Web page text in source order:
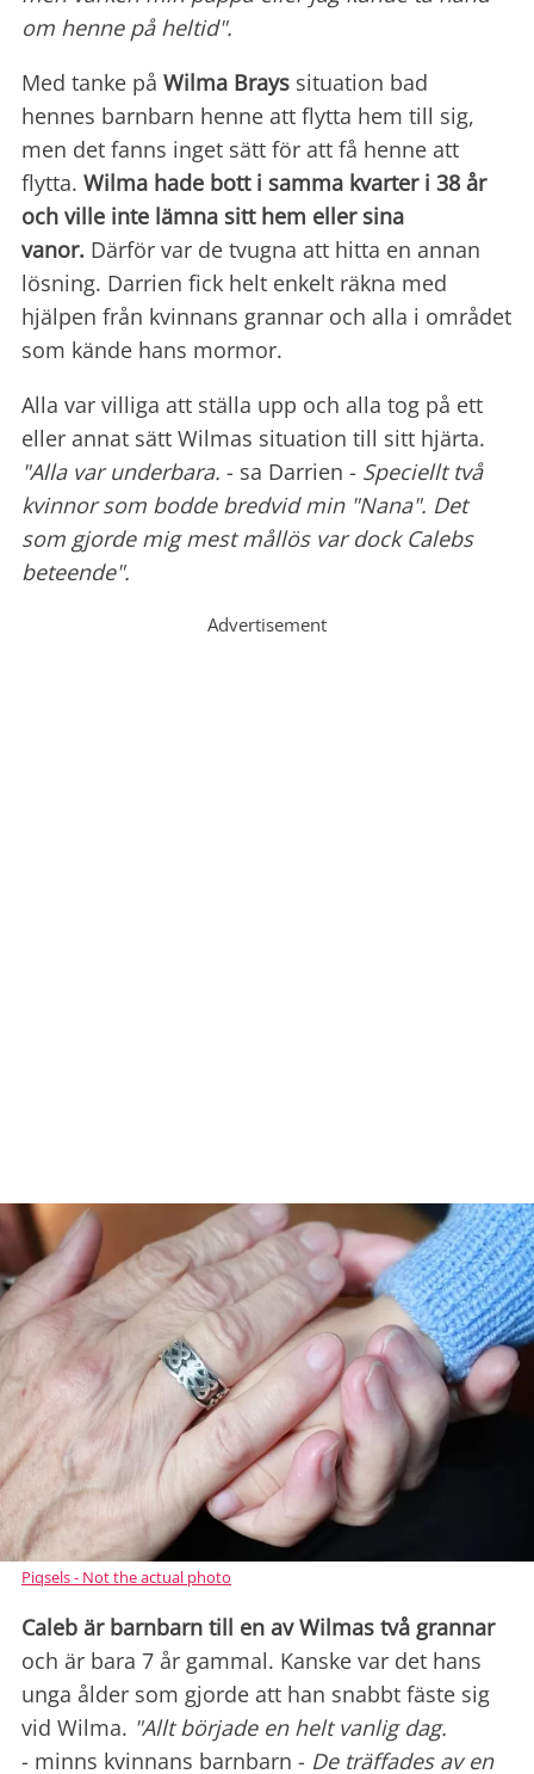
om henne på heltid".
Med tanke på Wilma Brays situation bad
hennes barnbarn henne att flytta hem till sig,
men det fanns inget sätt för att få henne att
flytta. Wilma hade bott i samma kvarter i 38 år
och ville inte lämna sitt hem eller sina
vanor. Därför var de tvugna att hitta en annan
lösning. Darrien fick helt enkelt räkna med
hjälpen från kvinnans grannar och alla i området
som kände hans mormor.
Alla var villiga att ställa upp och alla tog på ett
eller annat sätt Wilmas situation till sitt hjärta.
"Alla var underbara. - sa Darrien - Speciellt två
kvinnor som bodde bredvid min "Nana". Det
som gjorde mig mest mållös var dock Calebs
beteende".
Advertisement
Piqsels - Not the actual photo
Caleb är barnbarn till en av Wilmas två grannar
och är bara 7 år gammal. Kanske var det hans
unga ålder som gjorde att han snabbt fäste sig
vid Wilma. "Allt började en helt vanlig dag.
- minns kvinnans barnbarn - De träffades av en